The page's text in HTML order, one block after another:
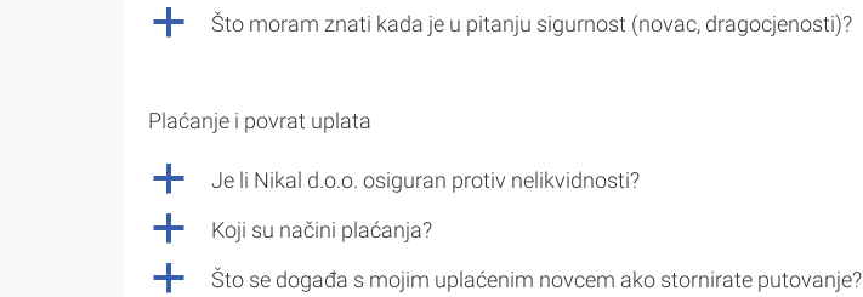
a Što moram znati kada je u pitanju sigurnost (novac, dragocjenosti)?
Plaćanje i povrat uplata
a Je li Nikal d.o.o. osiguran protiv nelikvidnosti?
a Koji su načini plaćanja?
a Što se događa s mojim uplaćenim novcem ako stornirate putovanje?